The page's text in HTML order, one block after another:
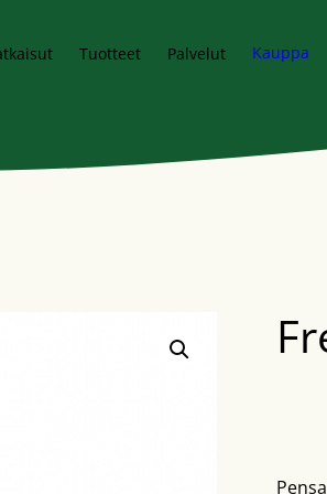
Tuotteet Palvelut Kauppa